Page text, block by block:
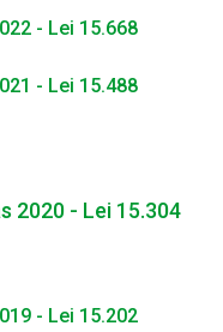
- Lei 15.668
- Lei 15.488
2020 - Lei 15.304
- Lei 15.202